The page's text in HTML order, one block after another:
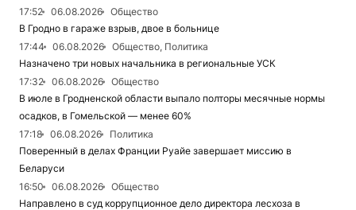
17:52
06.08.2026
Общество
В Гродно в гараже взрыв, двое в больнице
17:44
06.08.2026
Общество, Политика
Назначено три новых начальника в региональные УСК
17:32
06.08.2026
Общество
В июле в Гродненской области выпало полторы месячные нормы
осадков, в Гомельской — менее 60%
17:18
06.08.2026
Политика
Поверенный в делах Франции Руайе завершает миссию в
Беларуси
16:50
06.08.2026
Общество
Направлено в суд коррупционное дело директора лесхоза в